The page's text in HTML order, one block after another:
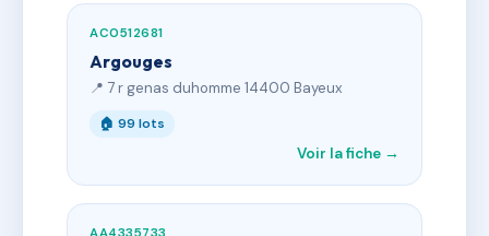
AC0512681
Argouges
📍 7 r genas duhomme 14400 Bayeux
🏠 99 lots
Voir la fiche →